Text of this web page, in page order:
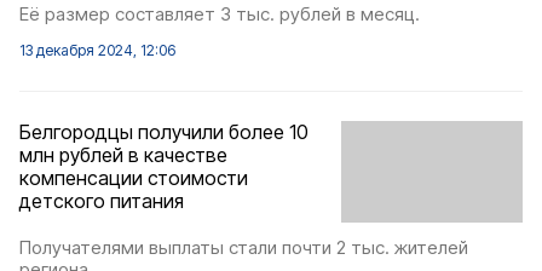
Её размер составляет 3 тыс. рублей в месяц.
13 декабря 2024, 12:06
Белгородцы получили более 10
млн рублей в качестве
компенсации стоимости
детского питания
Получателями выплаты стали почти 2 тыс. жителей